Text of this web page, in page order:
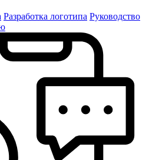
Разработка логотипа Руководство